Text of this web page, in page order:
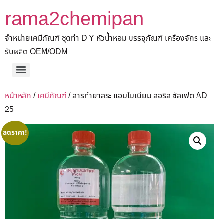
rama2chemipan
จำหน่ายเคมีภัณฑ์ ชุดทำ DIY หัวน้ำหอม บรรจุภัณฑ์ เครื่องจักร และ
รับผลิต OEM/ODM
หน้าหลัก /เคมีภัณฑ์/ สารทำยาสระ แอมโมเนียม ลอริล ซัลเฟต AD-
25
ลดราคา!